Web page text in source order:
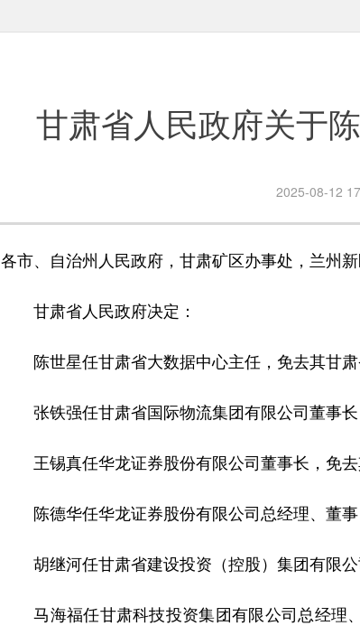
甘肃省人民政府关于
2025-08-12
各市、自治州人民政府，甘肃矿区办事处，兰州
甘肃省人民政府决定：
陈世星任甘肃省大数据中心主任，免去其甘肃
张铁强任甘肃省国际物流集团有限公司董事长
王锡真任华龙证券股份有限公司董事长，免去
陈德华任华龙证券股份有限公司总经理、董事
胡继河任甘肃省建设投资（控股）集团有限公
马海福任甘肃科技投资集团有限公司总经理